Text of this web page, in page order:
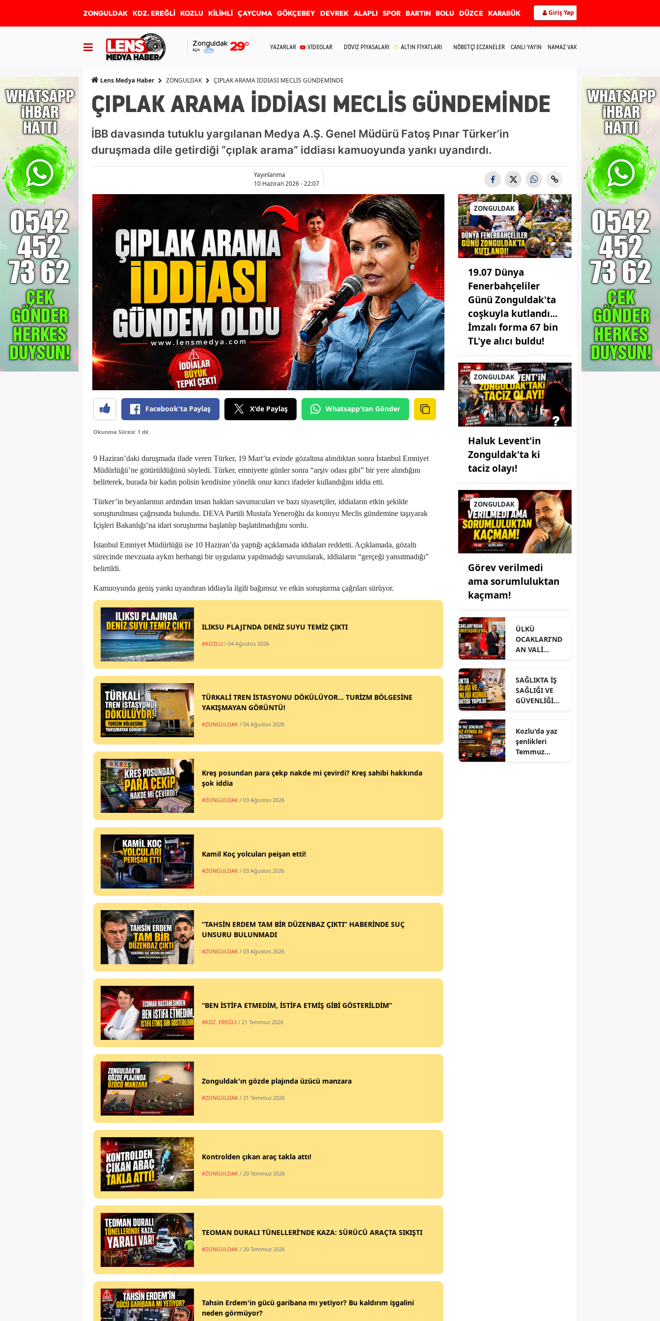
ZONGULDAK KDZ. EREĞLİ KOZLU KİLİMLİ ÇAYCUMA GÖKÇEBEY DEVREK ALAPLI SPOR BARTIN BOLU DÜZCE KARABÜK Giriş Yap
Zonguldak
Açık 29° YAZARLAR VİDEOLAR DÖVİZ PİYASALARI ALTIN FİYATLARI NÖBETÇİ ECZANELER CANLI YAYIN NAMAZ VAKİTLERİ
Lens Medya Haber ZONGULDAK ÇIPLAK ARAMA İDDİASI MECLİS GÜNDEMİNDE
ÇIPLAK ARAMA İDDİASI MECLİS GÜNDEMİNDE
İBB davasında tutuklu yargılanan Medya A.Ş. Genel Müdürü Fatoş Pınar Türker’in
duruşmada dile getirdiği “çıplak arama” iddiası kamuoyunda yankı uyandırdı.
Yayınlanma
10 Haziran 2026 - 22:07
Facebook'ta Paylaş X'de Paylaş Whatsapp'tan Gönder
Okunma Süresi: 1 dk
9 Haziran’daki duruşmada ifade veren Türker, 19 Mart’ta evinde gözaltına alındıktan sonra İstanbul Emniyet
Müdürlüğü’ne götürüldüğünü söyledi. Türker, emniyette günler sonra “arşiv odası gibi” bir yere alındığını
belirterek, burada bir kadın polisin kendisine yönelik onur kırıcı ifadeler kullandığını iddia etti.
Türker’in beyanlarının ardından insan hakları savunucuları ve bazı siyasetçiler, iddiaların etkin şekilde
soruşturulması çağrısında bulundu. DEVA Partili Mustafa Yeneroğlu da konuyu Meclis gündemine taşıyarak
İçişleri Bakanlığı’na idari soruşturma başlatılıp başlatılmadığını sordu.
İstanbul Emniyet Müdürlüğü ise 10 Haziran’da yaptığı açıklamada iddiaları reddetti. Açıklamada, gözaltı
sürecinde mevzuata aykırı herhangi bir uygulama yapılmadığı savunularak, iddiaların “gerçeği yansıtmadığı”
belirtildi.
Kamuoyunda geniş yankı uyandıran iddiayla ilgili bağımsız ve etkin soruşturma çağrıları sürüyor.
ILIKSU PLAJI’NDA DENİZ SUYU TEMİZ ÇIKTI
#KOZLU / 04 Ağustos 2026
TÜRKALİ TREN İSTASYONU DÖKÜLÜYOR... TURİZM BÖLGESİNE
YAKIŞMAYAN GÖRÜNTÜ!
#ZONGULDAK / 04 Ağustos 2026
Kreş posundan para çekp nakde mi çevirdi? Kreş sahibi hakkında
şok iddia
#ZONGULDAK / 03 Ağustos 2026
Kamil Koç yolcuları peişan etti!
#ZONGULDAK / 03 Ağustos 2026
“TAHSİN ERDEM TAM BİR DÜZENBAZ ÇIKTI” HABERİNDE SUÇ
UNSURU BULUNMADI
#ZONGULDAK / 03 Ağustos 2026
“BEN İSTİFA ETMEDİM, İSTİFA ETMİŞ GİBİ GÖSTERİLDİM”
#KDZ. EREĞLİ / 21 Temmuz 2026
Zonguldak'ın gözde plajında üzücü manzara
#ZONGULDAK / 21 Temmuz 2026
Kontrolden çıkan araç takla attı!
#ZONGULDAK / 20 Temmuz 2026
TEOMAN DURALI TÜNELLERİ’NDE KAZA: SÜRÜCÜ ARAÇTA SIKIŞTI
#ZONGULDAK / 20 Temmuz 2026
Tahsin Erdem'in gücü garibana mı yetiyor? Bu kaldırım işgalini
neden görmüyor?
ZONGULDAK
19.07 Dünya
Fenerbahçeliler
Günü Zonguldak'ta
coşkuyla kutlandı...
İmzalı forma 67 bin
TL'ye alıcı buldu!
ZONGULDAK
Haluk Levent'in
Zonguldak'ta ki
taciz olayı!
ZONGULDAK
Görev verilmedi
ama sorumluluktan
kaçmam!
ÜLKÜ
OCAKLARI’ND
AN VALİ
ZİYARET
SAĞLIKTA İŞ
SAĞLIĞI VE
GÜVENLİĞİ
YAPILDI
Kozlu'da yaz
şenlikleri
Temmuz